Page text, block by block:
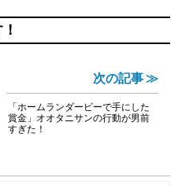
次の記事 ≫
「ホームランダービーで手にした
賞金」オオタニサンの行動が男前
すぎた！